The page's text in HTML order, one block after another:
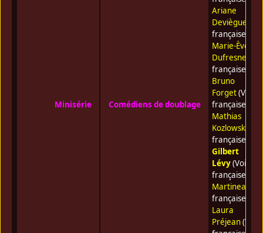
Minisérie Comédiens de doublage
Ariane
Deviègue
française) •
Marie-Ève
Dufresne
française) •
Bruno
Forget(Voix
française) •
Mathias
Kozlowski
française) •
Gilbert
Lévy(Voix
française) •
Martineau
française) •
Laura
Préjean(Voix